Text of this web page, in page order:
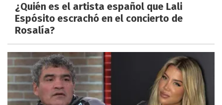
¿Quién es el artista español que Lali
Espósito escrachó en el concierto de
Rosalía?